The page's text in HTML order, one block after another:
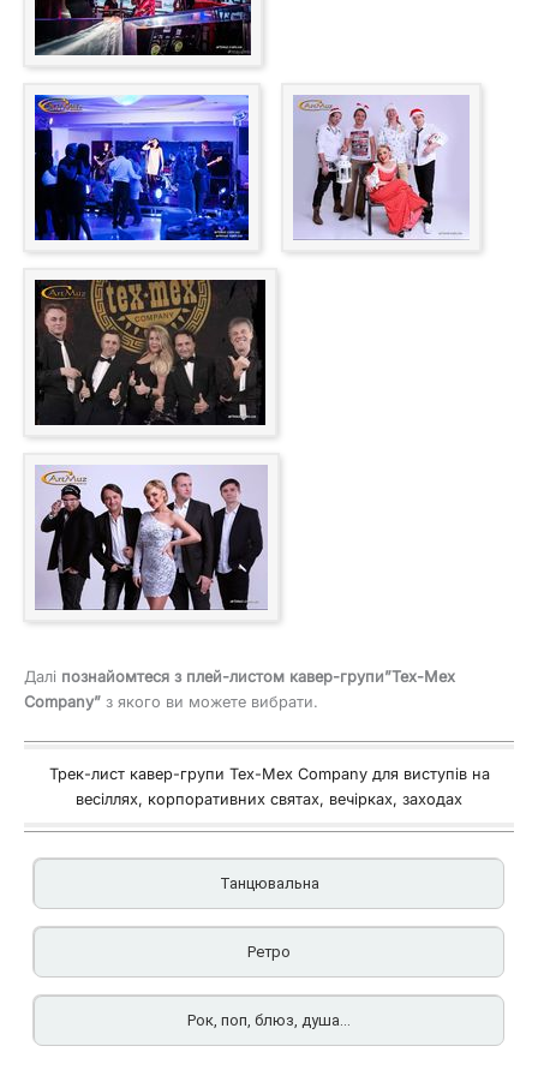
Далі познайомтеся з плей-листом кавер-групи”Tex-Mex
Company” з якого ви можете вибрати.
Трек-лист кавер-групи Tex-Mex Company для виступів на
весіллях, корпоративних святах, вечірках, заходах
Танцювальна
Ретро
Рок, поп, блюз, душа...